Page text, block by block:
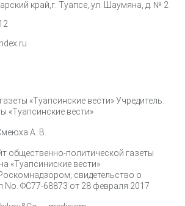
край,г. Туапсе, ул. Шаумяна, д. № 2
«Туапсинские вести» Учредитель:
«Туапсинские вести»
А. В.
общественно-политической газеты
«Туапсиниские вести»
свидетельство о
No. ФС77-68873 от 28 февраля 2017